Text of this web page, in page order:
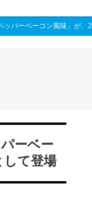
ッパーベーコン風味」が
ーベー
して登場